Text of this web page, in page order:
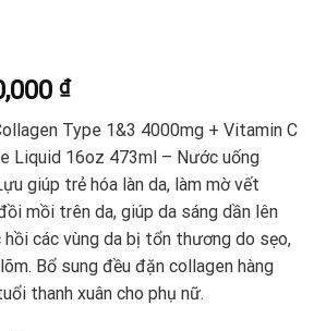
₫
Type 1&3 4000mg + Vitamin C
Liquid 16oz 473ml – Nước uống
giúp trẻ hóa làn da, làm mờ vết
mồi trên da, giúp da sáng dần lên
hồi các vùng da bị tổn thương do sẹo,
Bổ sung đều đặn collagen hàng
thanh xuân cho phụ nữ.